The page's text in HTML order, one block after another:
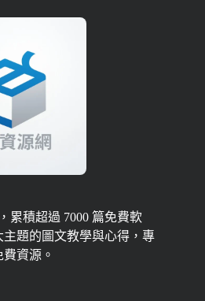
累積超過 7000 篇免費軟
題的圖文教學與心得，專
資源。